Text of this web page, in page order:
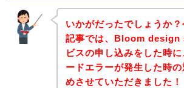
いかがだったでしょうか
記事では、Bloom design
ビスの申し込みをした時
ードエラーが発生した時
めさせていただきました！